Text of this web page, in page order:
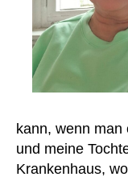
kann, wenn
und meine
Krankenhaus,